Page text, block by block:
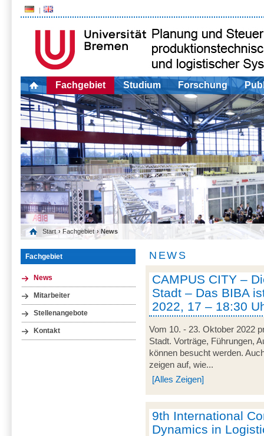
Fachgebiet Studium Forschung
Start › Fachgebiet › News
Fachgebiet
News
Mitarbeiter
Stellenangebote
Kontakt
NEWS
CAMPUS CITY –
Stadt – Das BIBA
2022, 17 – 18:30
Vom 10. - 23. Oktober 2022
Stadt. Vorträge, Führungen,
können besucht werden.
zeigen auf, wie...
[Alles Zeigen]
9th International
Dynamics in